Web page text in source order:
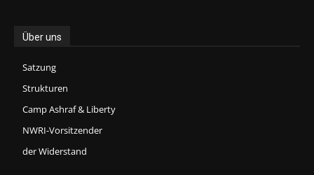
Über uns
Satzung
Strukturen
Camp Ashraf & Liberty
NWRI-Vorsitzender
der Widerstand